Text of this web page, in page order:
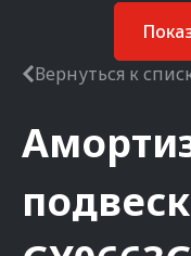
Вернуться к